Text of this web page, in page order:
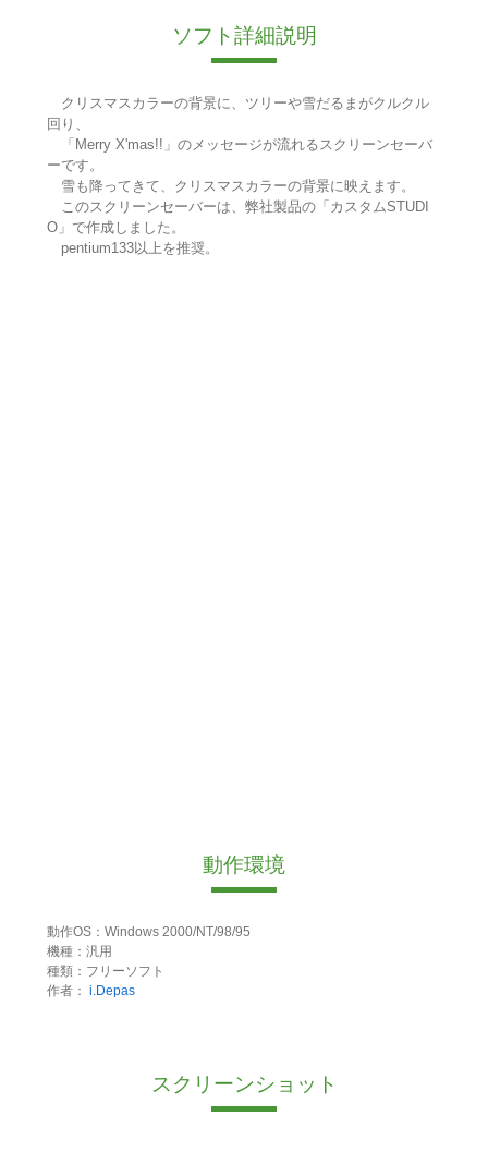
ソフト詳細説明
クリスマスカラーの背景に、ツリーや雪だるまがクルクル
回り、
「Merry X'mas!!」のメッセージが流れるスクリーンセーバ
ーです。
雪も降ってきて、クリスマスカラーの背景に映えます。
このスクリーンセーバーは、弊社製品の「カスタムSTUDI
O」で作成しました。
pentium133以上を推奨。
動作環境
動作OS：Windows 2000/NT/98/95
機種：汎用
種類：フリーソフト
作者： i.Depas
スクリーンショット